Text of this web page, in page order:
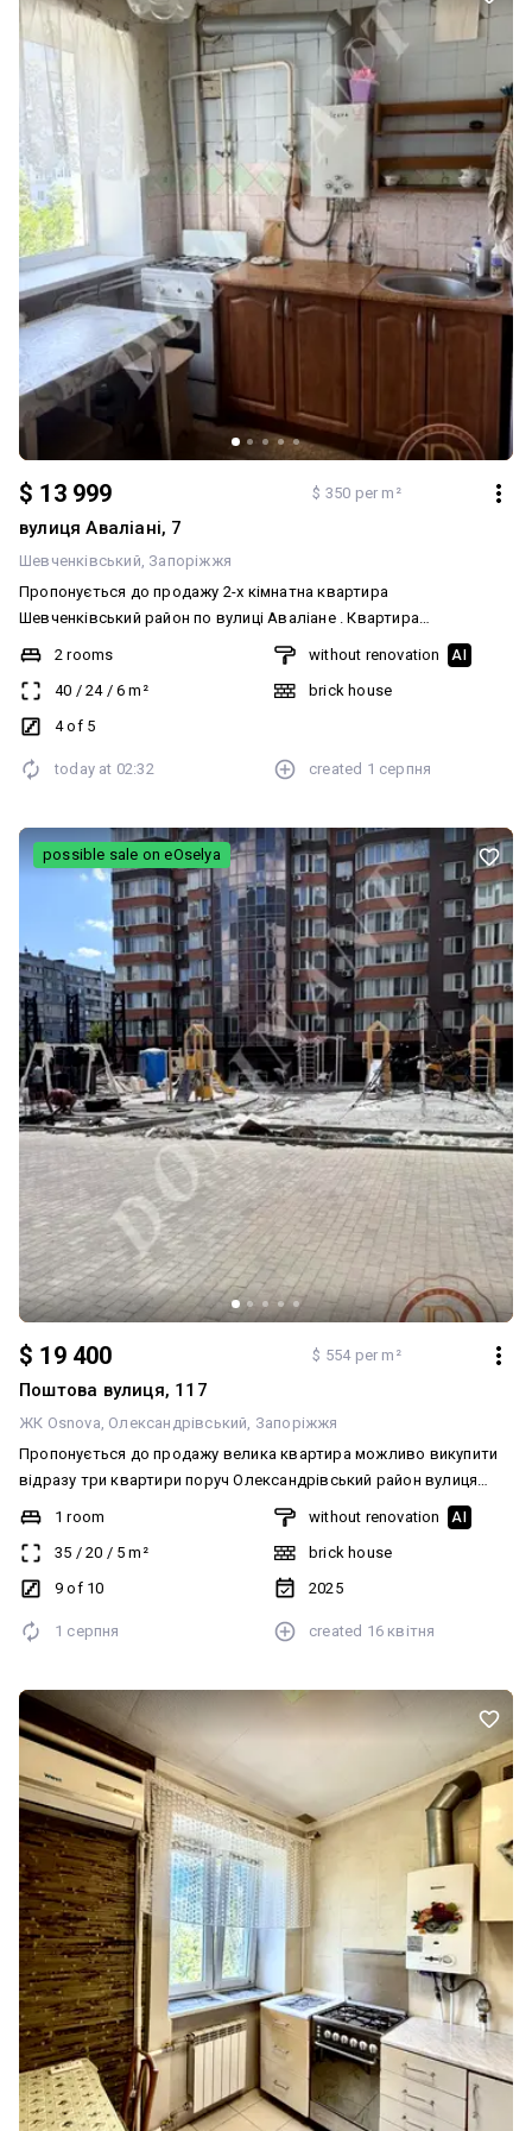
$ 13 999 $ 350 per m²
вулиця Аваліані, 7
Шевченківський Запоріжжя
Пропонується до продажу 2-х кімнатна квартира
Шевченківський район по вулиці Аваліане . Квартира
розташована на четвертому поверсі пʼяти поверхового будинку.
Будинок цегляний у квартирі залишається меблі є колонка .
Показ у зручний час за домовленістю
2 rooms
40 / 24/ 6 m²
4 of 5
without renovation AI
brick house
today at 02:32 created 1 серпня
$ 19 400 $ 554 per m²
Поштова вулиця, 117
ЖК Osnova Олександрівський Запоріжжя
Пропонується до продажу велика квартира можливо викупити
відразу три квартири поруч Олександрівський район вулиця
Поштова ЖК «Основа» Новобуд. Розташована в Центрі міста,
дев’ятий поверх десятиповерхового нового будинку в квартирі
автономне опалення, пристойні сусіди, у дворі дитячий
майданчик, все в кроковій доступності. Показ у зручне для вас
продаж.
1 room
35 / 20 / 5 m²
9 of 10
without renovation AI
brick house
2025
1 серпня created 16 квітня
possible sale on eOselya